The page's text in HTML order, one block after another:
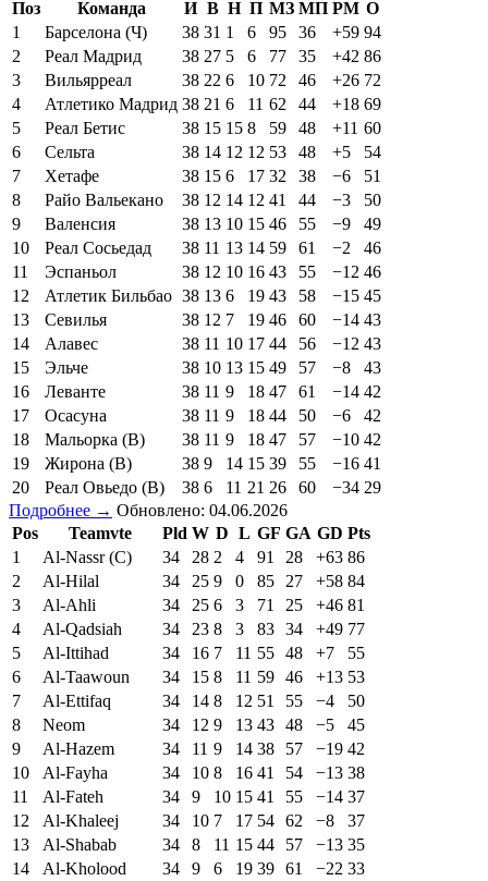
Поз Команда И В Н П МЗ МП РМ О
1
Барселона (Ч) 38 31 1 6 95 36 +59 94
2
Реал Мадрид 38 27 5 6 77 35 +42 86
3
Вильярреал 38 22 6 10 72 46 +26 72
4
Атлетико Мадрид 38 21 6 11 62 44 +18 69
5
Реал Бетис 38 15 15 8 59 48 +11 60
6
Сельта 38 14 12 12 53 48 +5
54
7
Хетафе 38 15 6 17 32 38 −6
51
8
Райо Вальекано 38 12 14 12 41 44 −3
50
9
Валенсия 38 13 10 15 46 55 −9
49
10
Реал Сосьедад 38 11 13 14 59 61 −2
46
11
Эспаньол 38 12 10 16 43 55 −12 46
12
Атлетик Бильбао 38 13 6 19 43 58 −15 45
13
Севилья 38 12 7 19 46 60 −14 43
14
Алавес 38 11 10 17 44 56 −12 43
15
Эльче 38 10 13 15 49 57 −8
43
16
Леванте 38 11 9 18 47 61 −14 42
17
Осасуна 38 11 9 18 44 50 −6
42
18
Мальорка (В) 38 11 9 18 47 57 −10 42
19
Жирона (В) 38 9 14 15 39 55 −16 41
20
Реал Овьедо (В) 38 6 11 21 26 60 −34 29
Подробнее → Обновлено: 04.06.2026
Pos
Teamvte Pld W D L GF GA GD Pts
1
Al-Nassr (C) 34 28 2 4 91 28 +63 86
2
Al-Hilal 34 25 9 0 85 27 +58 84
3
Al-Ahli 34 25 6 3 71 25 +46 81
4
Al-Qadsiah 34 23 8 3 83 34 +49 77
5
Al-Ittihad 34 16 7 11 55 48 +7
55
6
Al-Taawoun 34 15 8 11 59 46 +13 53
7
Al-Ettifaq 34 14 8 12 51 55 −4
50
8
Neom 34 12 9 13 43 48 −5
45
9
Al-Hazem 34 11 9 14 38 57 −19 42
10
Al-Fayha 34 10 8 16 41 54 −13 38
11
Al-Fateh 34 9 10 15 41 55 −14 37
12
Al-Khaleej 34 10 7 17 54 62 −8
37
13
Al-Shabab 34 8 11 15 44 57 −13 35
14
Al-Kholood 34 9 6 19 39 61 −22 33